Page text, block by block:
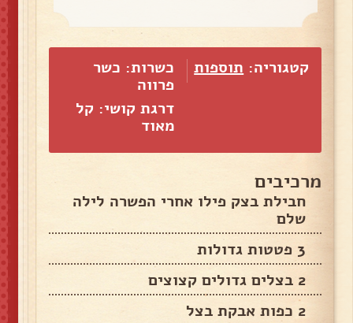
קטגוריה: תוספות
כשרות: כשר
פרווה
דרגת קושי: קל
מאוד
מרכיבים
חבילת בצק פילו אחרי הפשרה לילה
שלם
3 פטטות גדולות
2 בצלים גדולים קצוצים
2 כפות אבקת בצל